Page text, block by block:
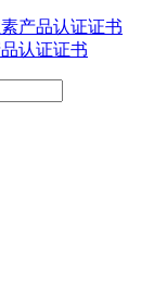
产品认证证书
认证证书